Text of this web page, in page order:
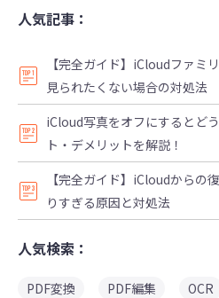
人気記事：
【完全ガイド】iCloudファミ
見られたくない場合の対処法
iCloud写真をオフにするとど
ト・デメリットを解説！
【完全ガイド】iCloudからの
りすぎる原因と対処法
人気検索：
PDF変換 PDF編集 OCR